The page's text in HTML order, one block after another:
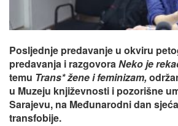
Posljednje predavanje u okviru
predavanja i razgovoraNeko je
temu Trans* žene i feminizam,
u Muzeju književnosti i pozorišne
Sarajevu, na Međunarodni dan
transfobije.